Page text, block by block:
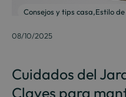
Consejos y tips casa,Estilo
08/10/2025
Cuidados del
Claves para